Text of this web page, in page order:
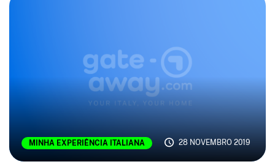
MINHA EXPERIÊNCIA ITALIANA 28 NOVEMBRO 2019